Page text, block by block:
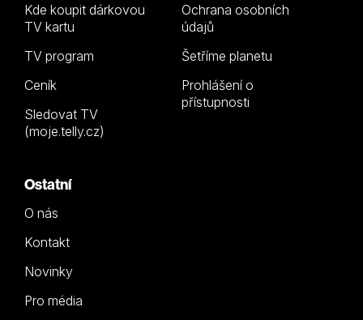
Kde koupit dárkovou
TV kartu
TV program
Ceník
Sledovat TV
(moje.telly.cz)
Ochrana osobních
údajů
Šetříme planetu
Prohlášení o
přístupnosti
Ostatní
O nás
Kontakt
Novinky
Pro média